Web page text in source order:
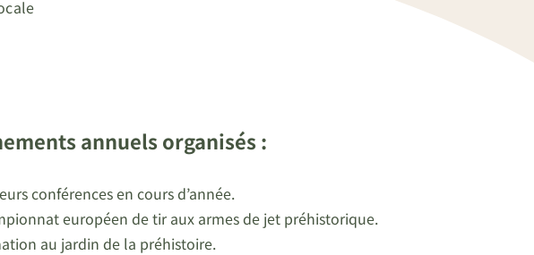
annuels organisés :
conférences en cours d’année.
européen de tir aux armes de jet préhistorique.
au jardin de la préhistoire.